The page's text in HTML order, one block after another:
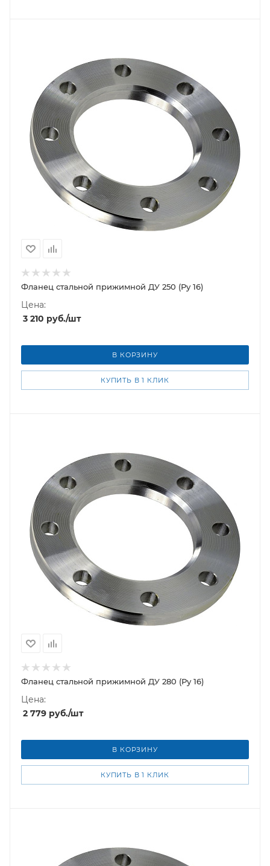
Фланец стальной прижимной ДУ 250 (Ру 16)
Цена:
3 210 руб./шт
В КОРЗИНУ
КУПИТЬ В 1 КЛИК
Фланец стальной прижимной ДУ 280 (Ру 16)
Цена:
2 779 руб./шт
В КОРЗИНУ
КУПИТЬ В 1 КЛИК